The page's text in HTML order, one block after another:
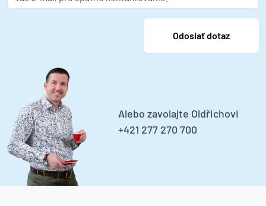
Alebo zavolajte Oldřichovi
+421 277 270 700